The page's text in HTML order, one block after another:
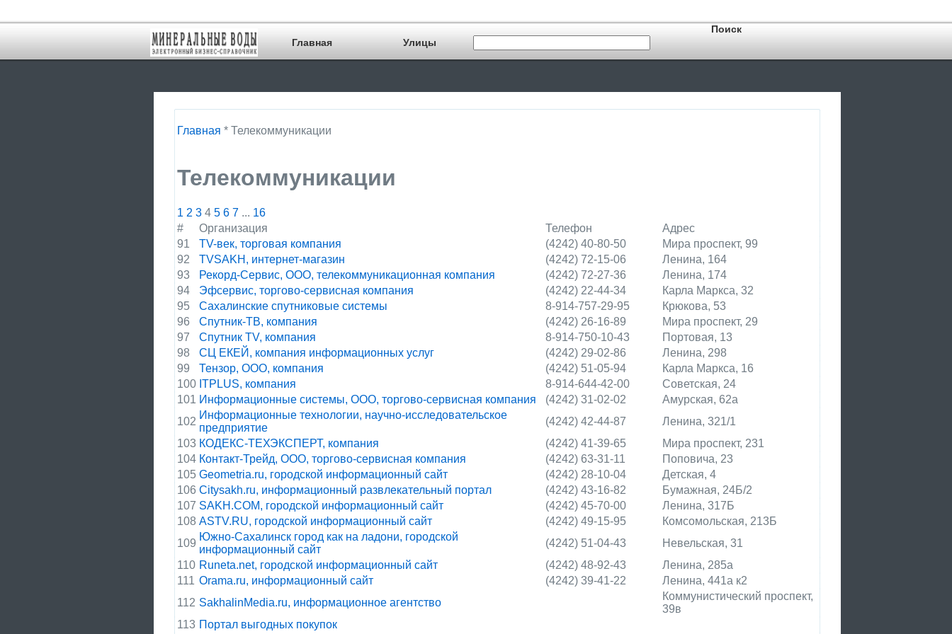
Главная Улицы
Главная * Телекоммуникации
Телекоммуникации
1 2 3 4 5 6 7 ... 16
#
Организация Телефон
Адрес
91
TV-век, торговая компания (4242) 40-80-50
Мира проспект, 99
92
TVSAKH, интернет-магазин (4242) 72-15-06
Ленина, 164
93
Рекорд-Сервис, ООО, телекоммуникационная компания (4242) 72-27-36
Ленина, 174
94
Эфсервис, торгово-сервисная компания (4242) 22-44-34
Карла Маркса, 32
95
Сахалинские спутниковые системы 8-914-757-29-95
Крюкова, 53
96
Спутник-ТВ, компания (4242) 26-16-89
Мира проспект, 29
97
Спутник TV, компания 8-914-750-10-43
Портовая, 13
98
СЦ ЕКЕЙ, компания информационных услуг (4242) 29-02-86
Ленина, 298
99
Тензор, ООО, компания (4242) 51-05-94
Карла Маркса, 16
100 ITPLUS, компания 8-914-644-42-00
Советская, 24
101 Информационные системы, ООО, торгово-сервисная компания (4242) 31-02-02
Амурская, 62а
102
Информационные технологии, научно-исследовательское
предприятие
(4242) 42-44-87
Ленина, 321/1
103 КОДЕКС-ТЕХЭКСПЕРТ, компания (4242) 41-39-65
Мира проспект, 231
104 Контакт-Трейд, ООО, торгово-сервисная компания (4242) 63-31-11
Поповича, 23
105 Geometria.ru, городской информационный сайт (4242) 28-10-04
Детская, 4
106 Citysakh.ru, информационный развлекательный портал (4242) 43-16-82
Бумажная, 24Б/2
107 SAKH.COM, городской информационный сайт (4242) 45-70-00
Ленина, 317Б
108 ASTV.RU, городской информационный сайт (4242) 49-15-95
Комсомольская, 213Б
109
Южно-Сахалинск город как на ладони, городской
информационный сайт
(4242) 51-04-43
Невельская, 31
110 Runeta.net, городской информационный сайт (4242) 48-92-43
Ленина, 285а
111 Orama.ru, информационный сайт (4242) 39-41-22
Ленина, 441а к2
112 SakhalinMedia.ru, информационное агентство
Коммунистический проспект,
39в
113 Портал выгодных покупок